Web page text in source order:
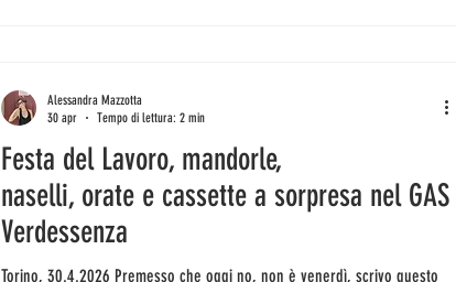
Festa del Lavoro, mandorle,
naselli, orate e cassette a sorpresa nel GAS
Verdessenza
Torino, 30.4.2026 Premesso che oggi no, non è venerdì, scrivo questo
Alessandra Mazzotta
30 apr
Tempo di lettura: 2 min